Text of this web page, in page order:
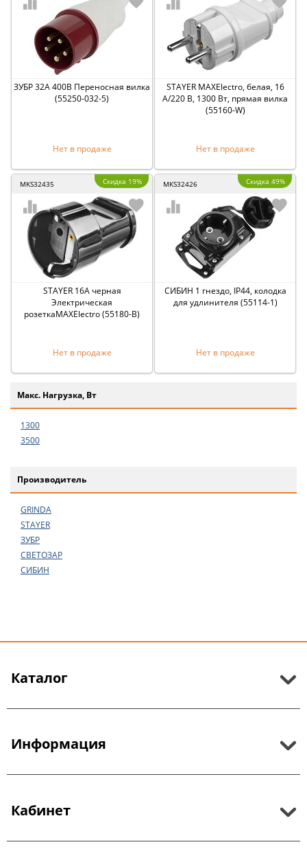
ЗУБР 32A 400В Переносная вилка
(55250-032-5)
Нет в продаже
STAYER MAXElectro, белая, 16
А/220 В, 1300 Вт, прямая вилка
(55160-W)
Нет в продаже
MKS32435 Скидка 19%
STAYER 16A черная
Электрическая
розеткаMAXElectro (55180-B)
Нет в продаже
MKS32426 Скидка 49%
СИБИН 1 гнездо, IP44, колодка
для удлинителя (55114-1)
Нет в продаже
Макс. Нагрузка, Вт
1300
3500
Производитель
GRINDA
STAYER
ЗУБР
СВЕТОЗАР
СИБИН
Каталог
Информация
Кабинет